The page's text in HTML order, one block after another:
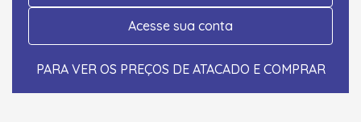
Acesse sua conta
PARA VER OS PREÇOS DE ATACADO E COMPRAR